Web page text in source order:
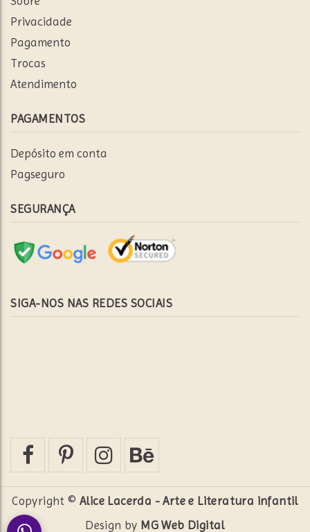
Privacidade
Pagamento
Trocas
Atendimento
PAGAMENTOS
Depósito em conta
Pagseguro
SEGURANÇA
SIGA-NOS NAS REDES SOCIAIS
Copyright © Alice Lacerda - Arte e Literatura infantil
Design by MG Web Digital